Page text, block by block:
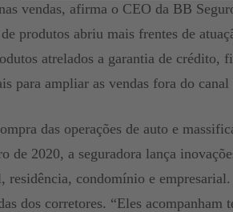
vendas, afirma o CEO da BB
produtos abriu mais frentes de
atrelados a garantia de crédito,
para ampliar as vendas fora do
das operações de auto e
de 2020, a seguradora lança
residência, condomínio e
dos corretores. “Eles acompanham